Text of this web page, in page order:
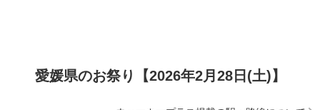
愛媛県のお祭り【2026年2月28日(土)】